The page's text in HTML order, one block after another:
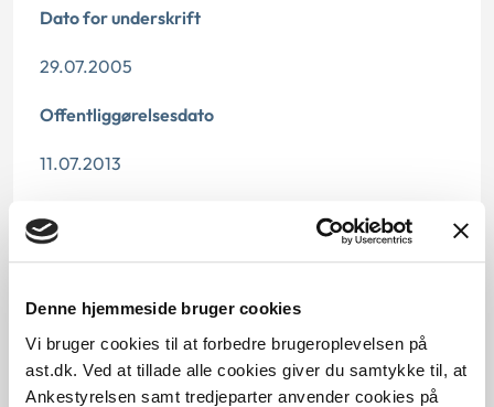
Denne hjemmeside bruger cookies
Vi bruger cookies til at forbedre brugeroplevelsen på
ast.dk. Ved at tillade alle cookies giver du samtykke til, at
Ankestyrelsen samt tredjeparter anvender cookies på
Dato for underskrift
29.07.2005
Offentliggørelsesdato
11.07.2013
§ 2 § 14 § 1
Journalnummer
6000133-05